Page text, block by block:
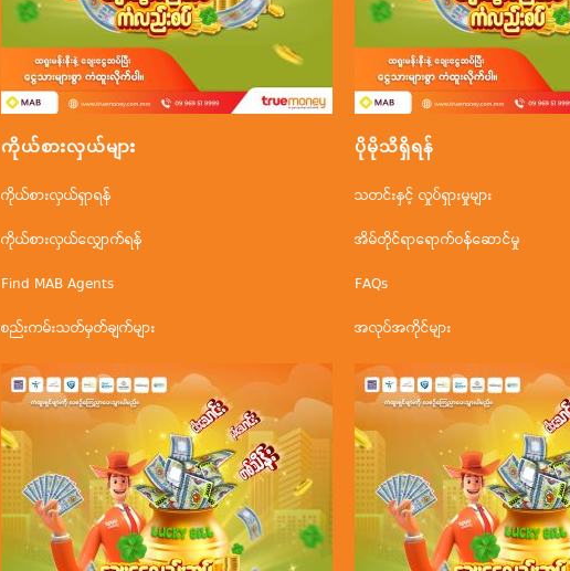
ကိုယ်စားလှယ်များ
ကိုယ်စားလှယ်ရှာရန်
ကိုယ်စားလှယ်လျှောက်ရန်
Find MAB Agents
စည်းကမ်းသတ်မှတ်ချက်များ
ပိုမိုသိရှိရန်
သတင်းနှင့် လှုပ်ရှားမှုများ
အိမ်တိုင်ရာရောက်ဝန်ဆောင်မှု
FAQs
အလုပ်အကိုင်များ